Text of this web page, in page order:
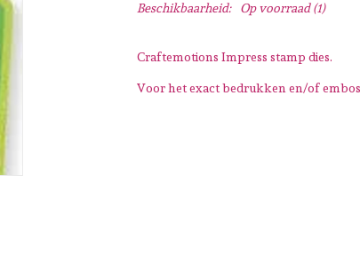
Beschikbaarheid: Op voorraad(1)
Craftemotions Impress stamp dies.
Voor het exact bedrukken en/of